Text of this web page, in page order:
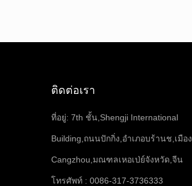
ติดต่อเรา
ที่อยู่: 7th ชั้น,Shengji International
Building,ถนนปักกิ่ง,อำเภอบร้านช,เมือง
Cangzhou,มณฑลเหอเป่ย์จังหวัด,จีน
โทรศัพท์ : 0086-317-3736333